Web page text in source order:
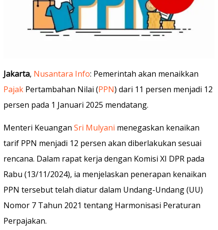
Jakarta, Nusantara Info: Pemerintah akan menaikkan
Pajak Pertambahan Nilai (PPN) dari 11 persen menjadi 12
persen pada 1 Januari 2025 mendatang.
Menteri Keuangan Sri Mulyani menegaskan kenaikan
tarif PPN menjadi 12 persen akan diberlakukan sesuai
rencana. Dalam rapat kerja dengan Komisi XI DPR pada
Rabu (13/11/2024), ia menjelaskan penerapan kenaikan
PPN tersebut telah diatur dalam Undang-Undang (UU)
Nomor 7 Tahun 2021 tentang Harmonisasi Peraturan
Perpajakan.